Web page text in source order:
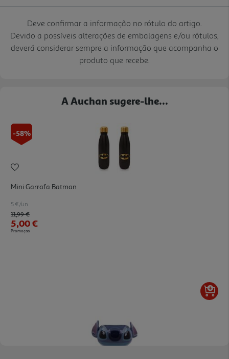
Deve confirmar a informação no rótulo do artigo.
Devido a possíveis alterações de embalagens e/ou rótulos,
deverá considerar sempre a informação que acompanha o
produto que recebe.
A Auchan sugere-lhe...
-58%
Mini Garrafa Batman
5 €/un
Price reduced from
11,99 €to
5,00 €
Promoção